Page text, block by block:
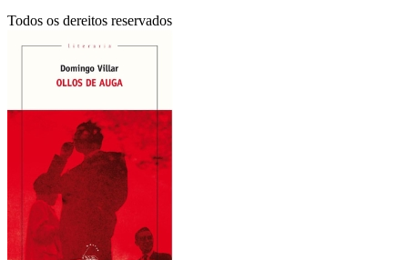
Todos os dereitos reservados